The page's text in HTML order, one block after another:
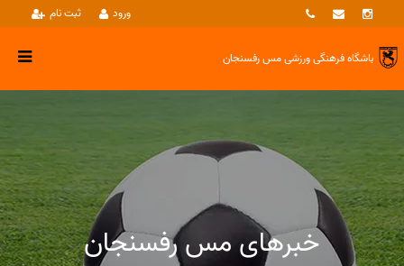
ثبت نام ورود
باشگاه فرهنگی ورزشیمس رفسنجان
خبرهای مس رفسنجان